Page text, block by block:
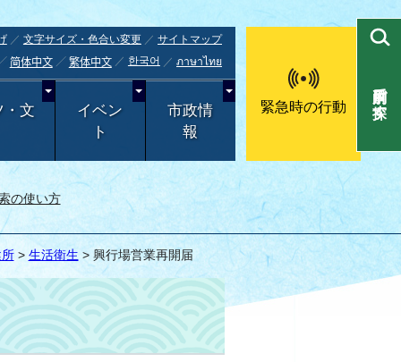
文字サイズ・色合い変更
サイトマップ
简体中文 繁体中文 한국어 ภาษาไทย
・文
イベン
ト
市政情
報
緊急時の行動
の使い方
目的別で探す
> 生活衛生 > 興行場営業再開届